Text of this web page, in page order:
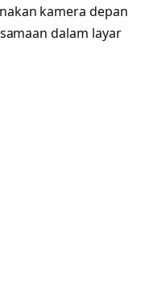
kamera depan
dalam layar